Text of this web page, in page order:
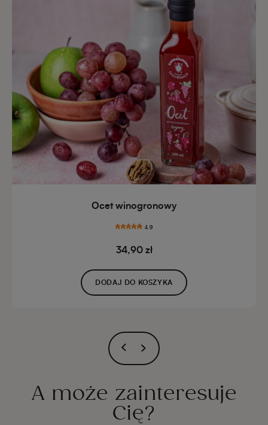
Ocet winogronowy
4.9
34,90 zł
DODAJ DO KOSZYKA
A może zainteresuje
Cię?